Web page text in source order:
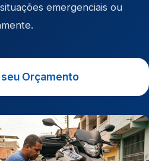
emergenciais ou
Orçamento